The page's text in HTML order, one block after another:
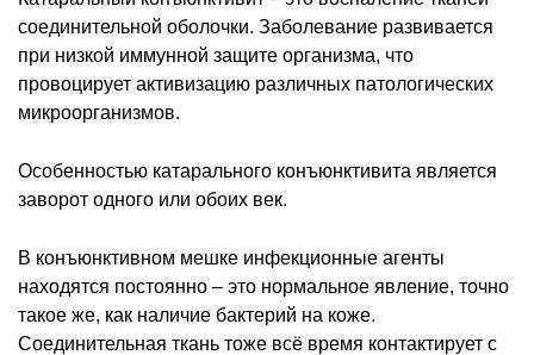
соединительной оболочки. Заболевание развивается
при низкой иммунной защите организма, что
провоцирует активизацию различных патологических
микроорганизмов.
Особенностью катарального конъюнктивита является
заворот одного или обоих век.
В конъюнктивном мешке инфекционные агенты
находятся постоянно – это нормальное явление, точно
такое же, как наличие бактерий на коже.
Соединительная ткань тоже всё время контактирует с